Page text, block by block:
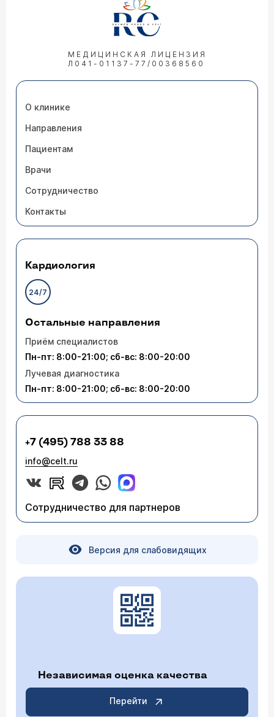
МЕДИЦИНСКАЯ ЛИЦЕНЗИЯ
Л041-01137-77/00368560
О клинике
Направления
Пациентам
Врачи
Сотрудничество
Контакты
Кардиология
24/7
Остальные направления
Приём специалистов
Пн-пт: 8:00-21:00; сб-вс: 8:00-20:00
Лучевая диагностика
Пн-пт: 8:00-21:00; сб-вс: 8:00-20:00
+7 (495) 788 33 88
info@celt.ru
Сотрудничество для партнеров
Версия для слабовидящих
Независимая оценка качества
Перейти